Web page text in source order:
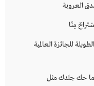
العروبة
مِنّا
للجائزة العالمية
ما حك جلدك مثل